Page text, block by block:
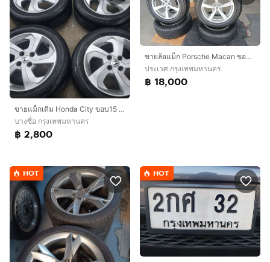
ขายแม็ก​เดิม​ Honda​ City ขอบ15 เดิมๆไม่เคยซ่อมหรือทำสี​ มีรอยนิดหน่อย​พร้อมยาง​ Bridgestone Ecopia ep300​ 185 60 15 ปลายปี21 ชุด4วง​ 2800​บ
บางซื่อ กรุงเทพมหานคร
฿ 2,800
ขายล้อแม็ก Porsche Macan ขอบ 18 พร้อมยางสภาพสวย ไม่เคยทำสี ราคา 18,000.- สนใจติดต่อ 0816114094
ประเวศ กรุงเทพมหานคร
฿ 18,000
HOT HOT